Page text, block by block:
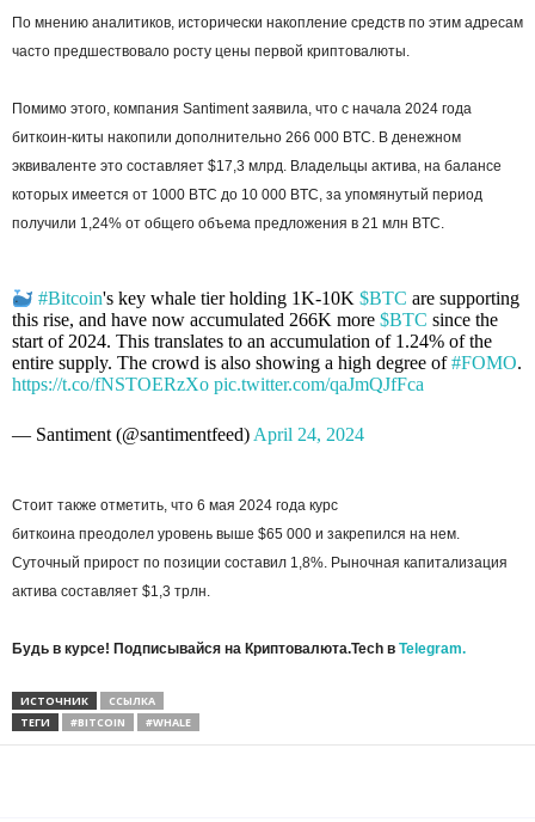
По мнению аналитиков, исторически накопление средств по этим адресам
часто предшествовало росту цены первой криптовалюты.
Помимо этого, компания Santiment заявила, что с начала 2024 года
биткоин-киты накопили дополнительно 266 000 BTC. В денежном
эквиваленте это составляет $17,3 млрд. Владельцы актива, на балансе
которых имеется от 1000 BTC до 10 000 BTC, за упомянутый период
получили 1,24% от общего объема предложения в 21 млн BTC.
#Bitcoin's key whale tier holding 1K-10K$BTC are supporting
this rise, and have now accumulated 266K more $BTC since the
start of 2024. This translates to an accumulation of 1.24% of the
entire supply. The crowd is also showing a high degree of#FOMO.
https://t.co/fNSTOERzXo pic.twitter.com/qaJmQJfFca
— Santiment (@santimentfeed) April 24, 2024
Стоит также отметить, что 6 мая 2024 года курс
биткоина преодолел уровень выше $65 000 и закрепился на нем.
Суточный прирост по позиции составил 1,8%. Рыночная капитализация
актива составляет $1,3 трлн.
Будь в курсе! Подписывайся на Криптовалюта.Tech в Telegram.
ИСТОЧНИК
ССЫЛКА
ТЕГИ
#BITCOIN #WHALE